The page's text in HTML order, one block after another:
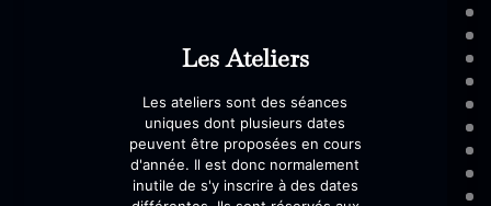
Les Ateliers
Les ateliers sont des séances
uniques dont plusieurs dates
peuvent être proposées en cours
d'année. Il est donc normalement
inutile de s'y inscrire à des dates